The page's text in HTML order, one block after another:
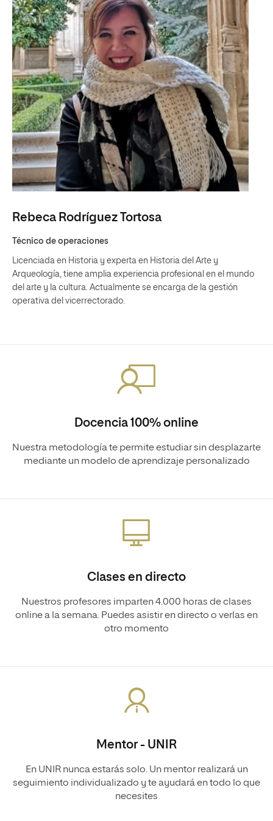
Rebeca Rodríguez Tortosa
Técnico de operaciones
Licenciada en Historia y experta en Historia del Arte y
Arqueología, tiene amplia experiencia profesional en el mundo
del arte y la cultura. Actualmente se encarga de la gestión
operativa del vicerrectorado.
Docencia 100% online
Nuestra metodología te permite estudiar sin desplazarte
mediante un modelo de aprendizaje personalizado
Clases en directo
Nuestros profesores imparten 4.000 horas de clases
online a la semana. Puedes asistir en directo o verlas en
otro momento
Mentor - UNIR
En UNIR nunca estarás solo. Un mentor realizará un
seguimiento individualizado y te ayudará en todo lo que
necesites